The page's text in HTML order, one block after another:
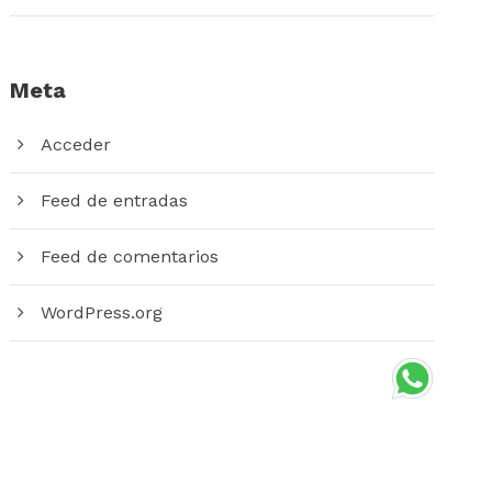
Meta
Acceder
Feed de entradas
Feed de comentarios
WordPress.org